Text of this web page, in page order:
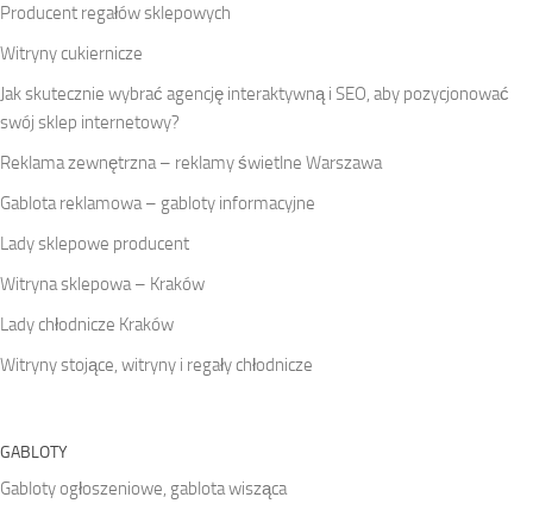
Producent regałów sklepowych
Witryny cukiernicze
Jak skutecznie wybrać agencję interaktywną i SEO, aby pozycjonować
swój sklep internetowy?
Reklama zewnętrzna – reklamy świetlne Warszawa
Gablota reklamowa – gabloty informacyjne
Lady sklepowe producent
Witryna sklepowa – Kraków
Lady chłodnicze Kraków
Witryny stojące, witryny i regały chłodnicze
GABLOTY
Gabloty ogłoszeniowe, gablota wisząca